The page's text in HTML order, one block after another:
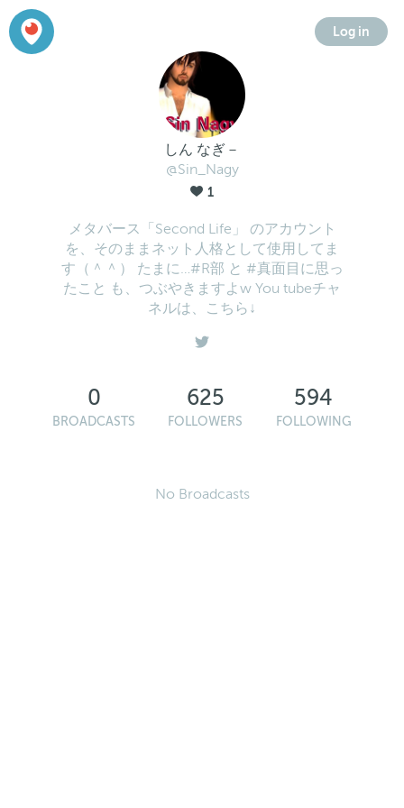
Log in
しん なぎ－
@Sin_Nagy
1
メタバース「Second Life」 のアカウント
を、そのままネット人格として使用してま
す（＾＾） たまに…#R部 と #真面目に思っ
たこと も、つぶやきますよw You tubeチャ
ネルは、こちら↓
0
BROADCASTS
625
FOLLOWERS
594
FOLLOWING
No Broadcasts